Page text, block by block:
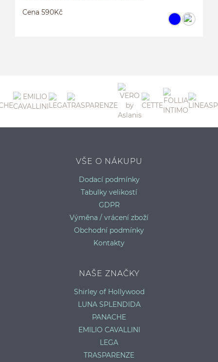
Cena 590Kč
VŠE O NÁKUPU
Dodací podmínky
Tabulky velikostí
GDPR
Výměna / vrácení zboží
Obchodní podmínky
Kontakty
NAŠE ZNAČKY
Shirley of Hollywood
LUNA SPLENDIDA
PANACHE
EMILIO CAVALLINI
LEGA
TRASPARENZE